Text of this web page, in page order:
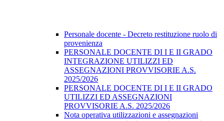
Personale docente - Decreto restituzione ruolo di
provenienza
PERSONALE DOCENTE DI I E II GRADO
INTEGRAZIONE UTILIZZI ED
ASSEGNAZIONI PROVVISORIE A.S.
2025/2026
PERSONALE DOCENTE DI I E II GRADO
UTILIZZI ED ASSEGNAZIONI
PROVVISORIE A.S. 2025/2026
Nota operativa utilizzazioni e assegnazioni